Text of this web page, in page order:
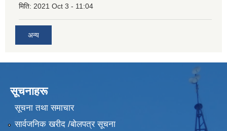
मिति: 2021 Oct 3 - 11:04
अन्य
सूचनाहरू
सूचना तथा समाचार
सार्वजनिक खरीद /बोलपत्र सूचना